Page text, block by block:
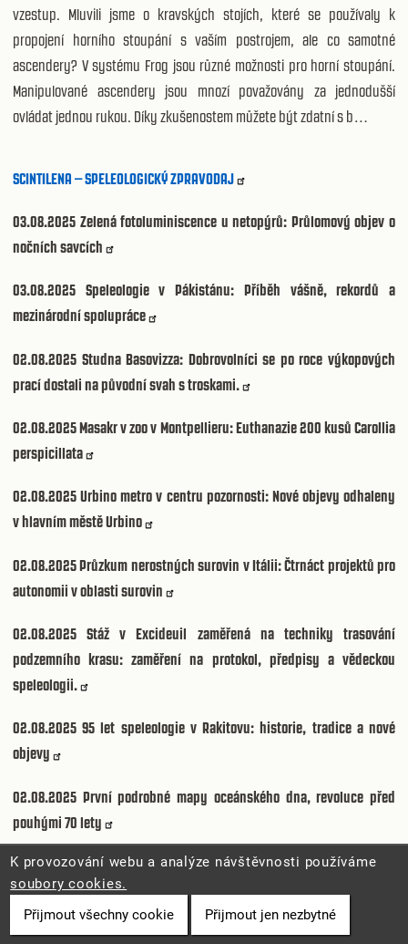
vzestup. Mluvili jsme o kravských stojích, které se používaly k
propojení horního stoupání s vaším postrojem, ale co samotné
ascendery? V systému Frog jsou různé možnosti pro horní stoupání.
Manipulované ascendery jsou mnozí považovány za jednodušší
ovládat jednou rukou. Díky zkušenostem můžete být zdatní s b…
SCINTILENA – SPELEOLOGICKÝ ZPRAVODAJ
03.08.2025 Zelená fotoluminiscence u netopýrů: Průlomový objev o
nočních savcích
03.08.2025 Speleologie v Pákistánu: Příběh vášně, rekordů a
mezinárodní spolupráce
02.08.2025 Studna Basovizza: Dobrovolníci se po roce výkopových
prací dostali na původní svah s troskami.
02.08.2025Masakr v zoo v Montpellieru: Euthanazie 200 kusů Carollia
perspicillata
02.08.2025Urbino metro v centru pozornosti: Nové objevy odhaleny
v hlavním městě Urbino
02.08.2025Průzkum nerostných surovin v Itálii: Čtrnáct projektů pro
autonomii v oblasti surovin
02.08.2025Stáž v Excideuil zaměřená na techniky trasování
podzemního krasu: zaměření na protokol, předpisy a vědeckou
speleologii.
02.08.202595 let speleologie v Rakitovu: historie, tradice a nové
objevy
02.08.2025 První podrobné mapy oceánského dna, revoluce před
pouhými 70 lety
02.08.2025Kurz sebezáchrany pro pokročilé v kaňoningu 2025:
Bezpečnost, vybavení a výcvik v kaňonech
02.08.2025Rumunsko bude v roce 2029 hostit Mezinárodní
K provozování webu a analýze návštěvnosti používáme
soubory cookies.
Přijmout všechny cookie
Přijmout jen nezbytné